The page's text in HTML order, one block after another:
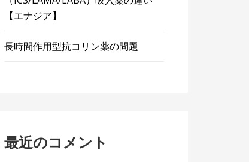
【エナジア】
長時間作用型抗コリン薬の問題
最近のコメント